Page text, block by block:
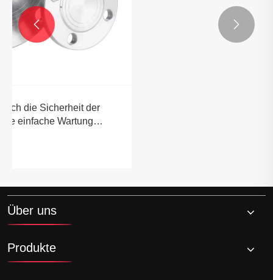
Was ist ein Rohrblatt und warum ist es für
Wärmetauscher und andere industrielle
 
Über uns
Produkte